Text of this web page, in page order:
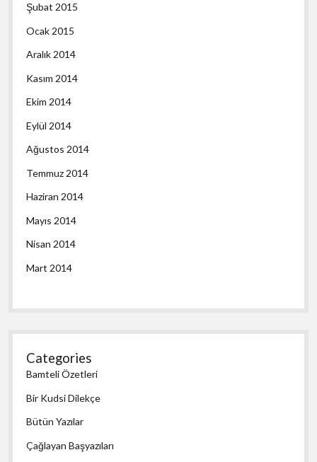
Şubat 2015
Ocak 2015
Aralık 2014
Kasım 2014
Ekim 2014
Eylül 2014
Ağustos 2014
Temmuz 2014
Haziran 2014
Mayıs 2014
Nisan 2014
Mart 2014
Categories
Bamteli Özetleri
Bir Kudsi Dilekçe
Bütün Yazılar
Çağlayan Başyazıları